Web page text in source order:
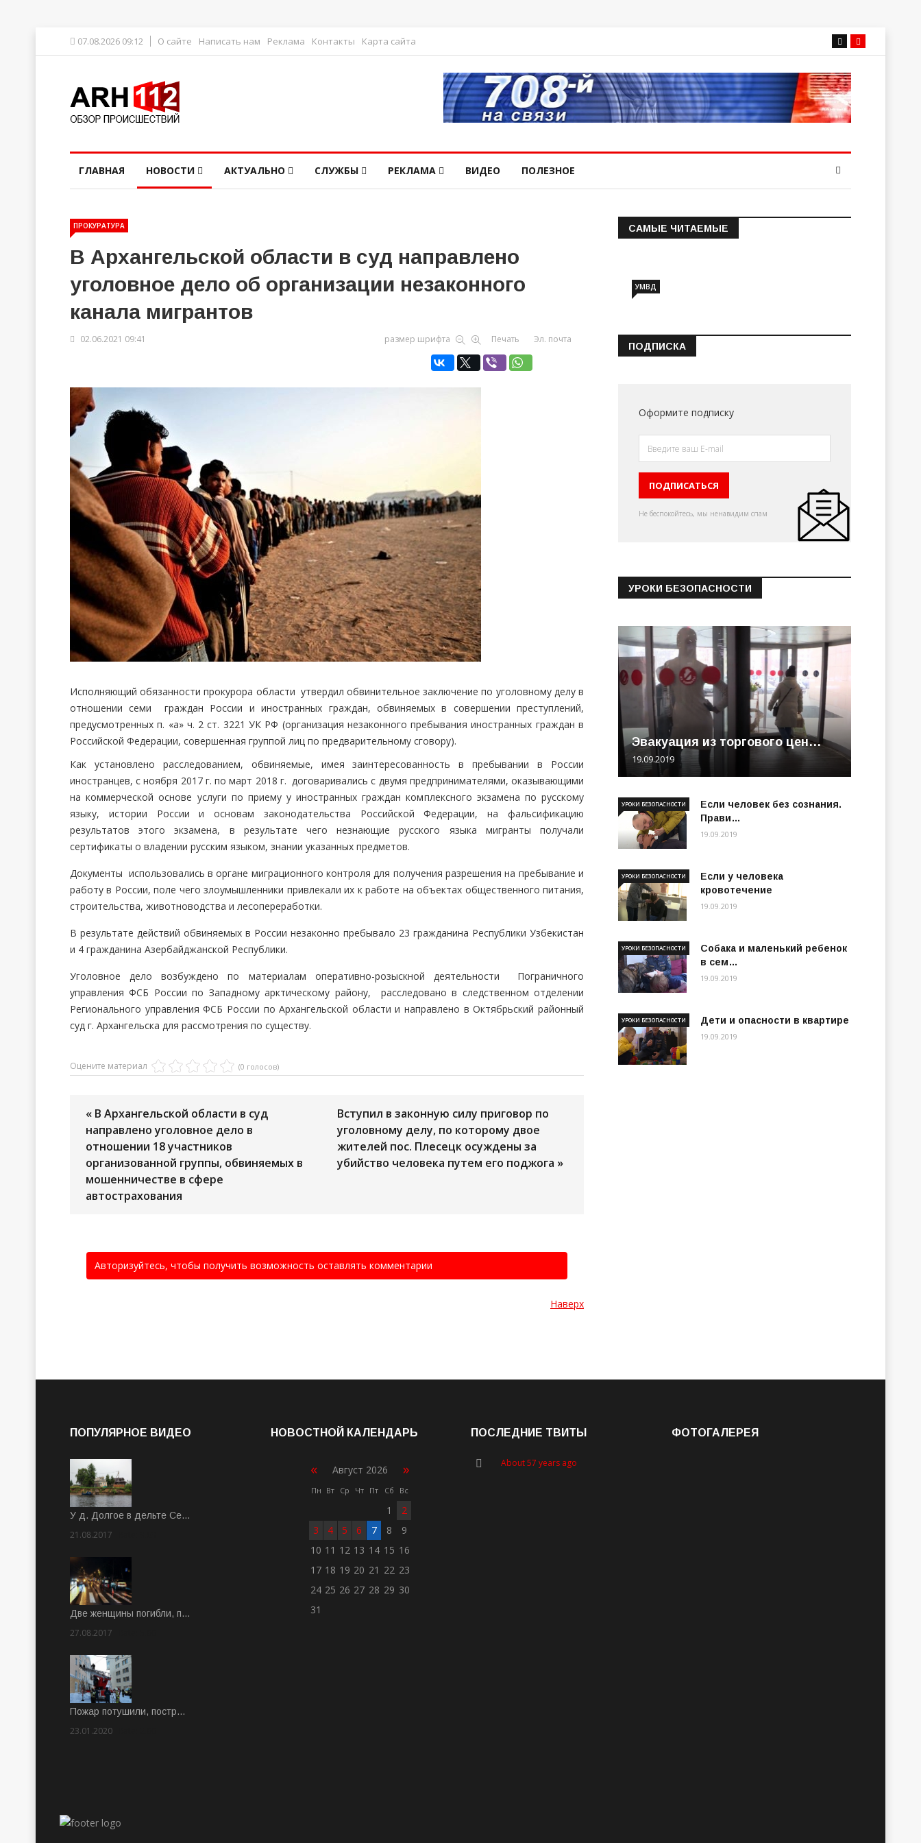
07.08.2026 09:12 О сайте Написать нам Реклама Контакты Карта сайта
ГЛАВНАЯ НОВОСТИ АКТУАЛЬНО СЛУЖБЫ РЕКЛАМА ВИДЕО ПОЛЕЗНОЕ
ПРОКУРАТУРА
В Архангельской области в суд направлено
уголовное дело об организации незаконного
канала мигрантов
02.06.2021 09:41 размер шрифта Печать Эл. почта
Исполняющий обязанности прокурора области утвердил обвинительное заключение по уголовному делу в
отношении семи граждан России и иностранных граждан, обвиняемых в совершении преступлений,
предусмотренных п. «а» ч. 2 ст. 3221 УК РФ (организация незаконного пребывания иностранных граждан в
Российской Федерации, совершенная группой лиц по предварительному сговору).
Как установлено расследованием, обвиняемые, имея заинтересованность в пребывании в России
иностранцев, с ноября 2017 г. по март 2018 г. договаривались с двумя предпринимателями, оказывающими
на коммерческой основе услуги по приему у иностранных граждан комплексного экзамена по русскому
языку, истории России и основам законодательства Российской Федерации, на фальсификацию
результатов этого экзамена, в результате чего незнающие русского языка мигранты получали
сертификаты о владении русским языком, знании указанных предметов.
Документы использовались в органе миграционного контроля для получения разрешения на пребывание и
работу в России, поле чего злоумышленники привлекали их к работе на объектах общественного питания,
строительства, животноводства и лесопереработки.
В результате действий обвиняемых в России незаконно пребывало 23 гражданина Республики Узбекистан
и 4 гражданина Азербайджанской Республики.
Уголовное дело возбуждено по материалам оперативно-розыскной деятельности Пограничного
управления ФСБ России по Западному арктическому району, расследовано в следственном отделении
Регионального управления ФСБ России по Архангельской области и направлено в Октябрьский районный
суд г. Архангельска для рассмотрения по существу.
Оцените материал (0 голосов)
« В Архангельской области в суд
направлено уголовное дело в
отношении 18 участников
организованной группы, обвиняемых в
мошенничестве в сфере
автострахования
Вступил в законную силу приговор по
уголовному делу, по которому двое
жителей пос. Плесецк осуждены за
убийство человека путем его поджога »
Авторизуйтесь, чтобы получить возможность оставлять комментарии
Наверх
САМЫЕ ЧИТАЕМЫЕ
Информация о состоянии
УМВД
ПОДПИСКА
Оформите подписку
Не беспокойтесь, мы ненавидим спам
УРОКИ БЕЗОПАСНОСТИ
Эвакуация из торгового цен…
19.09.2019
Если человек без сознания.
Прави…
УРОКИ БЕЗОПАСНОСТИ
19.09.2019
Если у человека
кровотечение
УРОКИ БЕЗОПАСНОСТИ
19.09.2019
Собака и маленький ребенок
в сем…
УРОКИ БЕЗОПАСНОСТИ
19.09.2019
Дети и опасности в квартире
УРОКИ БЕЗОПАСНОСТИ
19.09.2019
ПОПУЛЯРНОЕ ВИДЕО
У д. Долгое в дельте Се…
21.08.2017
Две женщины погибли, п…
27.08.2017
Пожар потушили, постр…
23.01.2020
НОВОСТНОЙ КАЛЕНДАРЬ
« Август 2026 »
Пн Вт Ср Чт Пт Сб Вс
1
2
3
4 5 6 7 8
9
10 11 12 13 14 15 16
17 18 19 20 21 22 23
24 25 26 27 28 29 30
31
ПОСЛЕДНИЕ ТВИТЫ
About 57 years ago
ФОТОГАЛЕРЕЯ